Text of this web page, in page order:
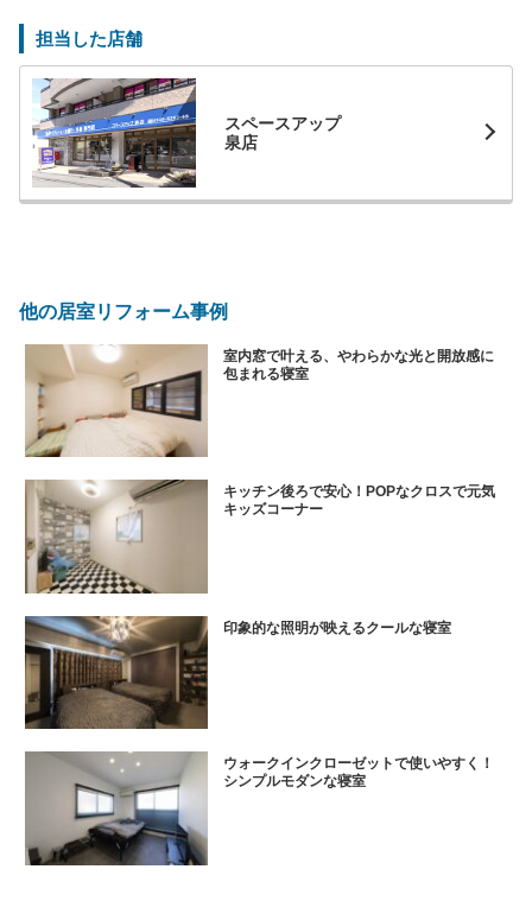
担当した店舗
スペースアップ
泉店
他の居室リフォーム事例
室内窓で叶える、やわらかな光と開放感に
包まれる寝室
キッチン後ろで安心！POPなクロスで元気
キッズコーナー
印象的な照明が映えるクールな寝室
ウォークインクローゼットで使いやすく！
シンプルモダンな寝室